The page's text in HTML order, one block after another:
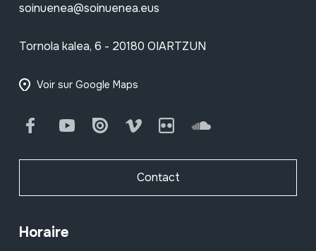
soinuenea@soinuenea.eus
Tornola kalea, 6 - 20180 OIARTZUN
Voir sur Google Maps
FacebookYoutube Issuu Vimeo Flickr SoundCloud
Contact
Horaire